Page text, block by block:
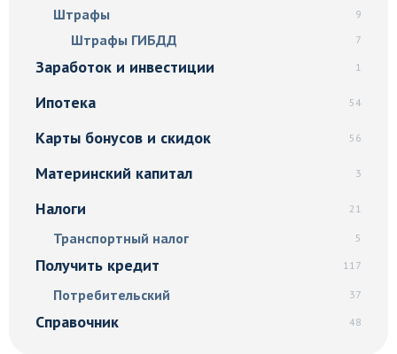
Штрафы 9
Штрафы ГИБДД 7
Заработок и инвестиции 1
Ипотека 54
Карты бонусов и скидок 56
Материнский капитал 3
Налоги 21
Транспортный налог 5
Получить кредит 117
Потребительский 37
Справочник 48